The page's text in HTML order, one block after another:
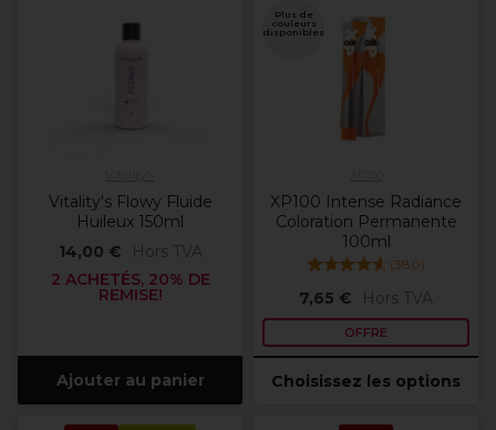
Vitality's Flowy Fluide
Huileux 150ml
14,00 €
Hors TVA
2 ACHETÉS, 20% DE
REMISE!
Ajouter au panier
Plus de
couleurs
disponibles
XP100 Intense Radiance
Coloration Permanente
100ml
(380)
7,65 € Hors TVA
OFFRE
Choisissez les options